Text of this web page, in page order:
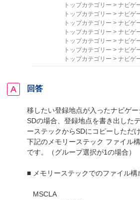
トップカテゴリー > ナビゲ
トップカテゴリー > ナビゲ
トップカテゴリー > ナビゲ
トップカテゴリー > ナビゲ
トップカテゴリー > ナビゲ
トップカテゴリー > ナビゲ
トップカテゴリー > ナビゲ
回答
移したい登録地点が入ったナビゲ
SDの場合、登録地点を書き出した
ーステックからSDにコピーしただ
下記のメモリーステック ファイル
です。（グループ選択が1の場合）
■ メモリーステックでのファイル構
MSCLA